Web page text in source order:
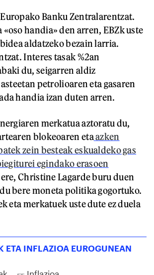
Banku Zentralarentzat.
handia» den arren, EBZk uste
aldatzeko bezain larria.
Interes tasak %2an
du, seigarren aldiz
petrolioaren eta gasaren
handia izan duten arren.
merkatua aztoratu du,
blokeoaren etaazken
zein besteak eskualdeko gas
egindako erasoen
Christine Lagarde buru duen
bere moneta politika gogortuko.
eta merkatuek uste dute ez duela